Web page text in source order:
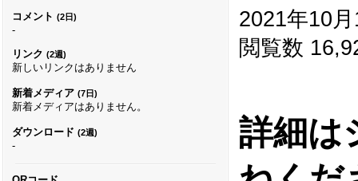
コメント (2日)
-
リンク (2週)
新しいリンクはありません
新着メディア (7日)
新着メディアはありません。
ダウンロード (2週)
-
2021年10
閲覧数
詳細は